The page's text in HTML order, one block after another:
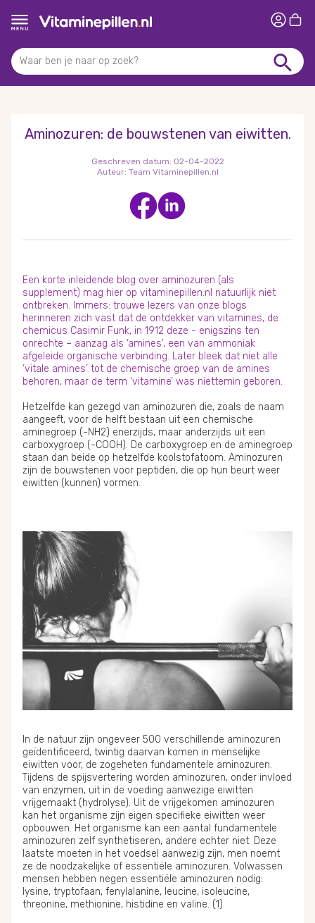
Aminozuren: de bouwstenen van eiwitten.
Geschreven datum: 02-04-2022
Auteur: Team Vitaminepillen.nl
Een korte inleidende blog over aminozuren (als
supplement) mag hier op vitaminepillen.nl natuurlijk niet
ontbreken. Immers: trouwe lezers van onze blogs
herinneren zich vast dat de ontdekker van vitamines, de
chemicus Casimir Funk, in 1912 deze - enigszins ten
onrechte – aanzag als ‘amines’, een van ammoniak
afgeleide organische verbinding. Later bleek dat niet alle
‘vitale amines’ tot de chemische groep van de amines
behoren, maar de term ‘vitamine’ was niettemin geboren.
Hetzelfde kan gezegd van aminozuren die, zoals de naam
aangeeft, voor de helft bestaan uit een chemische
aminegroep (-NH2) enerzijds, maar anderzijds uit een
carboxygroep (-COOH). De carboxygroep en de aminegroep
staan dan beide op hetzelfde koolstofatoom. Aminozuren
zijn de bouwstenen voor peptiden, die op hun beurt weer
eiwitten (kunnen) vormen.
In de natuur zijn ongeveer 500 verschillende aminozuren
geïdentificeerd, twintig daarvan komen in menselijke
eiwitten voor, de zogeheten fundamentele aminozuren.
Tijdens de spijsvertering worden aminozuren, onder invloed
van enzymen, uit in de voeding aanwezige eiwitten
vrijgemaakt (hydrolyse). Uit de vrijgekomen aminozuren
kan het organisme zijn eigen specifieke eiwitten weer
opbouwen. Het organisme kan een aantal fundamentele
aminozuren zelf synthetiseren, andere echter niet. Deze
laatste moeten in het voedsel aanwezig zijn, men noemt
ze de noodzakelijke of essentiële aminozuren. Volwassen
mensen hebben negen essentiële aminozuren nodig:
lysine, tryptofaan, fenylalanine, leucine, isoleucine,
threonine, methionine, histidine en valine. (1)